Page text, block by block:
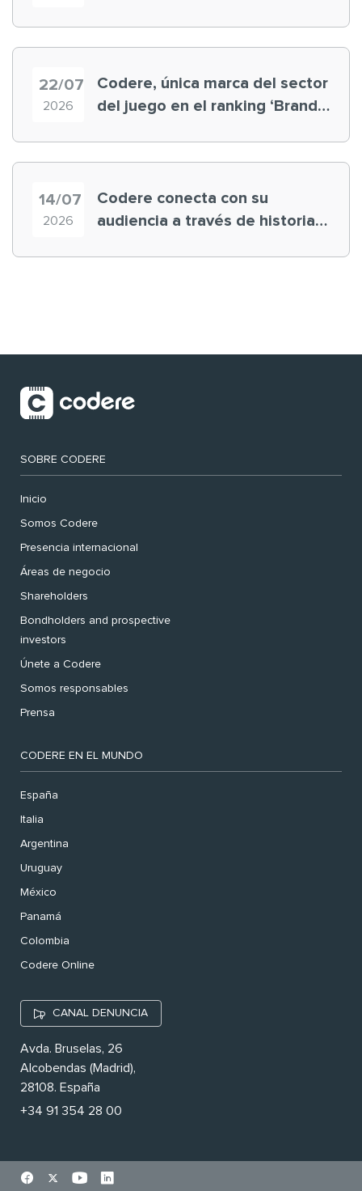
22/07
2026
Codere, única marca del sector
del juego en el ranking ‘Brand
14/07
2026
Codere conecta con su
audiencia a través de historias
SOBRE CODERE
Inicio
Somos Codere
Presencia internacional
Áreas de negocio
Shareholders
Bondholders and prospective
investors
Únete a Codere
Somos responsables
Prensa
CODERE EN EL MUNDO
España
Italia
Argentina
Uruguay
México
Panamá
Colombia
Codere Online
CANAL DENUNCIA
Avda. Bruselas, 26
Alcobendas (Madrid),
28108. España
+34 91 354 28 00